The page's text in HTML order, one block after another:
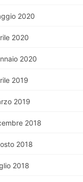
2020
2020
2020
2019
2019
2018
2018
2018